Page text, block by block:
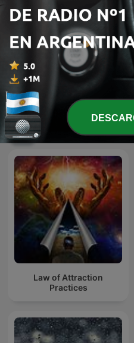
Sonidos para Dormir
Más podcasts
forma física
Law of Attraction
Practices